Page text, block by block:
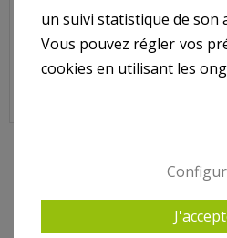
Boulon + Rondelle pour Projecteur
8 AUTRES PRODUITS DANS
un suivi statistique de son
Vous pouvez régler vos
cookies en utilisant les